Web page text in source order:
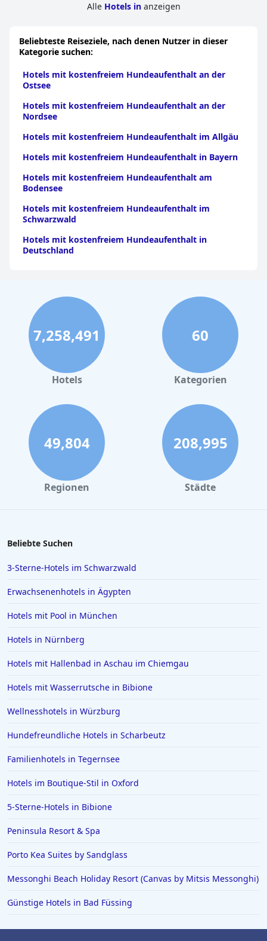
Alle Hotels in anzeigen
Beliebteste Reiseziele, nach denen Nutzer in dieser
Kategorie suchen:
Hotels mit kostenfreiem Hundeaufenthalt an der
Ostsee
Hotels mit kostenfreiem Hundeaufenthalt an der
Nordsee
Hotels mit kostenfreiem Hundeaufenthalt im Allgäu
Hotels mit kostenfreiem Hundeaufenthalt in Bayern
Hotels mit kostenfreiem Hundeaufenthalt am
Bodensee
Hotels mit kostenfreiem Hundeaufenthalt im
Schwarzwald
Hotels mit kostenfreiem Hundeaufenthalt in
Deutschland
7,258,491
Hotels
60
Kategorien
49,804
Regionen
208,995
Städte
Beliebte Suchen
3-Sterne-Hotels im Schwarzwald
Erwachsenenhotels in Ägypten
Hotels mit Pool in München
Hotels in Nürnberg
Hotels mit Hallenbad in Aschau im Chiemgau
Hotels mit Wasserrutsche in Bibione
Wellnesshotels in Würzburg
Hundefreundliche Hotels in Scharbeutz
Familienhotels in Tegernsee
Hotels im Boutique-Stil in Oxford
5-Sterne-Hotels in Bibione
Peninsula Resort & Spa
Porto Kea Suites by Sandglass
Messonghi Beach Holiday Resort (Canvas by Mitsis Messonghi)
Günstige Hotels in Bad Füssing